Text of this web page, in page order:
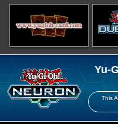
Yu-
This